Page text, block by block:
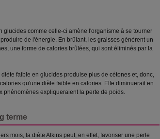
glucides comme celle-ci amène l'organisme à se tourner
de l'énergie. En brûlant, les graisses génèrent un
une forme de calories brûlées, qui sont éliminés par la
faible en glucides produise plus de cétones et, donc,
qu'une diète faible en calories. Elle diminuerait en
phénomènes expliqueraient la perte de poids.
terme
mois, la diète Atkins peut, en effet, favoriser une perte